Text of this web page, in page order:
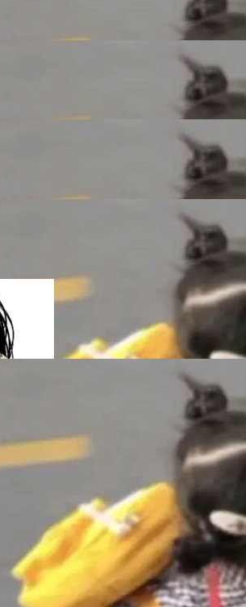
关键变更，除非作者本身
次宇树科技战略配售对
产管理计划。其中，Dee
修复多次传递同
导致拉取镜像时会拒绝包
旧版 Linux 内核...
会（IPMC）投票中获得
志着 Fluss 迈入新的发
能实现其作为“AI版维基百
处于待处理状态。 Groki
定位为由人工智能生成内
克视为传统众包百科网站
Lawfare 调查发现，无论
页面，均未出现近期更
的 Bean、写 R
、
、注册 LocaleChangeInt
才能看到第一行翻译文
。整个 i18n 模块围绕三
面增强 Iceberg：
INTO 与 Iceb
齐的，正是缺失的那一
基础上，Doris 进一步支
持 Iceberg V3 格式。
会议中心开幕。本届大会
业质量创新联盟主办，以
原生时代的质量新范
实验室走向规模化产业落地
，《2026智能研发生产力
Testin云测的Testin XAge
测试领域代表产品。对CI
转变：AI测试正在从效率
基础设施。 CIO面对的新
：一篇关于 ADT
就回不去了。Alex Fedos
的基石"。 他说的东西不新
ADT），尤其是和类型
清楚了一件事：这不是类
日常编码的思维方式。 文
入。一个网站的深色主题
企业 AI 平台 Clou
开源项目 Cloudflare O
客，你会觉得这是又一